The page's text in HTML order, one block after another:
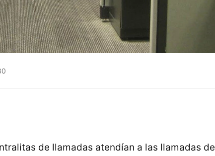
de llamadas atendían a las llamadas de